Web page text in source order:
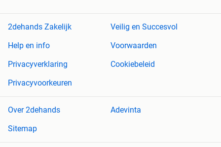
2dehands Zakelijk
Veilig en Succesvol
Help en info
Voorwaarden
Privacyverklaring
Cookiebeleid
Privacyvoorkeuren
Over 2dehands
Adevinta
Sitemap